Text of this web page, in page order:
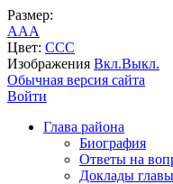
Размер:
AAA
Цвет: CCC
Изображения Вкл.Выкл.
Обычная версия сайта
Войти
Глава района
Биография
Ответы на
Доклады главы